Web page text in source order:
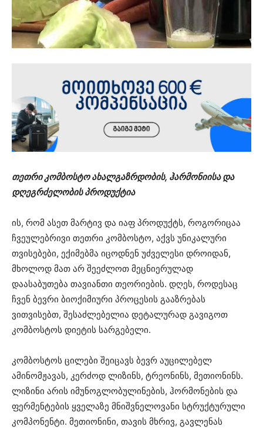
თეთრი კომბოსტო ახალგაზრდობის, ჰარმონიისა და
დღეგრძელობის პროდუქტია
ის, რომ ასეთ მარტივ და იაფ პროდუქტს, როგორიცაა
ჩვეულებრივი თეთრი კომბოსტო, აქვს უნიკალური
თვისებები, ექიმებმა იცოდნენ უძველესი დროიდან,
მხოლოდ მათ არ შეეძლოთ მეცნიერულად
დაასაბუთება თავიანთი თეორიების. დღეს, როდესაც
ჩვენ ბევრი ბიოქიმიური პროცესის გააზრებას
ვითვისებთ, შესაძლებელია დეტალურად გავიგოთ
კომბოსტოს დიეტის სარგებელი.
კომბოსტოს ცილები შეიცავს ბევრ აუცილებელ
ამინომჟავას, კერძოდ ლიზინს, ტრეონინს, მეთიონინს.
ლიზინი არის იმუნოგლობულინების, ჰორმონების და
ფერმენტების ყველაზე მნიშვნელოვანი სტრუქტურული
კომპონენტი. მეთიონინი, თავის მხრივ, გავლენას